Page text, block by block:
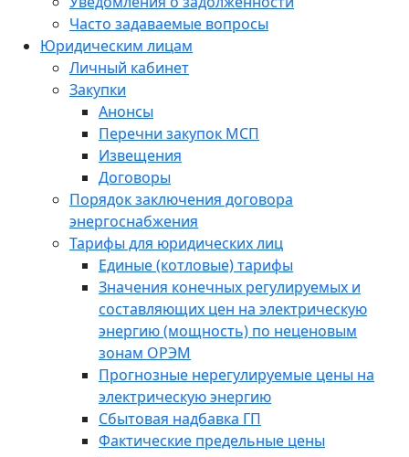
Часто задаваемые вопросы
Юридическим лицам
Личный кабинет
Закупки
Анонсы
Перечни закупок МСП
Извещения
Договоры
Порядок заключения договора
энергоснабжения
Тарифы для юридических лиц
Единые (котловые) тарифы
Значения конечных регулируемых и
составляющих цен на электрическую
энергию (мощность) по неценовым
зонам ОРЭМ
Прогнозные нерегулируемые цены на
электрическую энергию
Сбытовая надбавка ГП
Фактические предельные цены